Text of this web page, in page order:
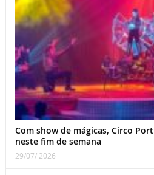
Com show de mágicas, Circo
neste fim de semana
29/07/ 2026